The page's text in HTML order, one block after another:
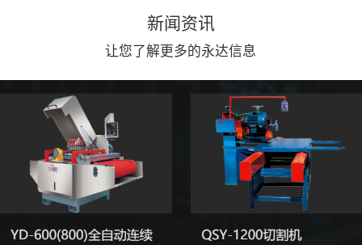
工与上下板分开，便
捷，高效。5、19”显示
屏，按钮、遥杆集成面
板，操作快速、简便。
学。2、操作系统简单
易用；采用进口伺服、
稳、可靠。3、前后刀
切割，带去毛刺倒角功
能，不伤石材、瓷砖表
面，不崩边。4、大板
平稳输送进出，切割加
工与上下板分开，便
捷，高效。5、19”显示
桥切（含输送板材平
台）
新闻资讯
让您了解更多的永达信息